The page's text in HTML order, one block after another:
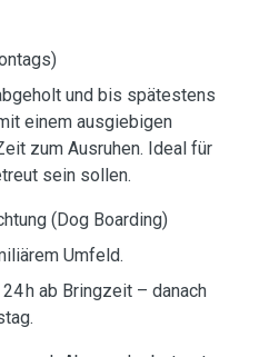
und bis spätestens
einem ausgiebigen
zum Ausruhen. Ideal für
sein sollen.
(Dog Boarding)
Umfeld.
h ab Bringzeit – danach